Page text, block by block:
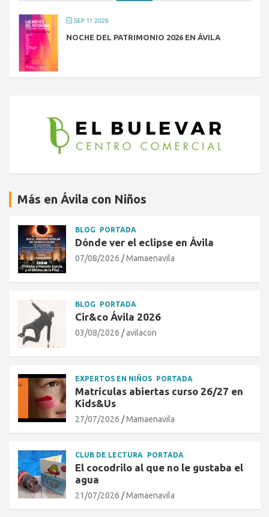
SEP 11 2026
NOCHE DEL PATRIMONIO 2026 EN ÁVILA
Más en Ávila con Niños
BLOG PORTADA
Dónde ver el eclipse en Ávila
07/08/2026 Mamaenavila
BLOG PORTADA
Cir&co Ávila 2026
03/08/2026 avilacon
EXPERTOS EN NIÑOS PORTADA
Matrículas abiertas curso 26/27 en
Kids&Us
27/07/2026 Mamaenavila
CLUB DE LECTURA PORTADA
El cocodrilo al que no le gustaba el
agua
21/07/2026 Mamaenavila